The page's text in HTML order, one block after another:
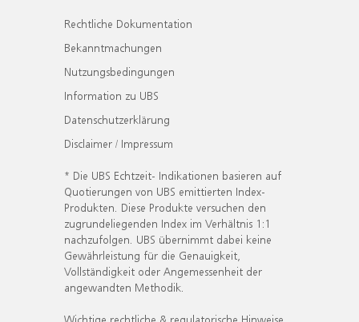
Rechtliche Dokumentation
Bekanntmachungen
Nutzungsbedingungen
Information zu UBS
Datenschutzerklärung
Disclaimer / Impressum
* Die UBS Echtzeit- Indikationen basieren auf
Quotierungen von UBS emittierten Index-
Produkten. Diese Produkte versuchen den
zugrundeliegenden Index im Verhältnis 1:1
nachzufolgen. UBS übernimmt dabei keine
Gewährleistung für die Genauigkeit,
Vollständigkeit oder Angemessenheit der
angewandten Methodik.